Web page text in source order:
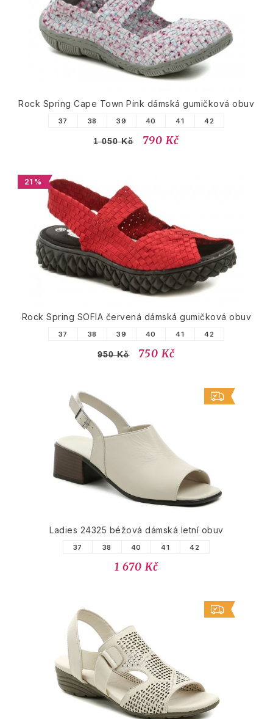
Rock Spring Cape Town Pink dámská gumičková obuv
37 38 39 40 41 42
1 050 Kč 790 Kč
21 %
Rock Spring SOFIA červená dámská gumičková obuv
37 38 39 40 41 42
950 Kč 750 Kč
Ladies 24325 béžová dámská letní obuv
37 38 40 41 42
1 670 Kč